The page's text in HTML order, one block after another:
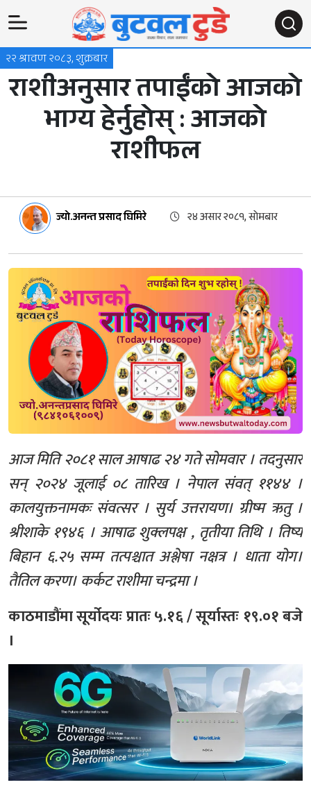
२२ श्रावण २०८३, शुक्रबार
राशीअनुसार तपाईंको आजको
भाग्य हेर्नुहोस् : आजको
राशीफल
ज्यो.अनन्त प्रसाद घिमिरे २४ असार २०८१, सोमबार
आज मिति २०८१ साल आषाढ २४ गते सोमवार । तदनुसार
सन् २०२४ जूलाई ०८ तारिख । नेपाल संवत् ११४४ ।
कालयुक्तनामकः संवत्सर । सुर्य उत्तरायण। ग्रीष्म ऋतु ।
श्रीशाके १९४६ । आषाढ शुक्लपक्ष , तृतीया तिथि । तिष्य
बिहान ६.२५ सम्म तत्पश्चात अश्लेषा नक्षत्र । धाता योग।
तैतिल करण। कर्कट राशीमा चन्द्रमा ।
काठमाडौंमा सूर्योदयः प्रातः ५.१६ / सूर्यास्तः १९.०१ बजे
।